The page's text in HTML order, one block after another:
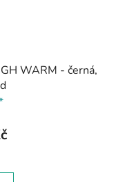
WARM - černá,